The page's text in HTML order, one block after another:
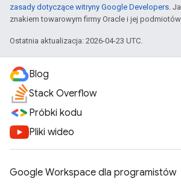
zasady dotyczące witryny Google Developers.
znakiem towarowym firmy Oracle i jej
Ostatnia aktualizacja: 2026-04-23 UTC.
Blog
Stack Overflow
Próbki kodu
Pliki wideo
Google Workspace dla programistów